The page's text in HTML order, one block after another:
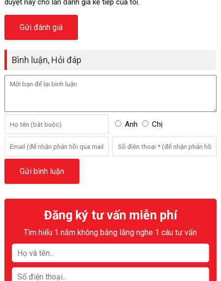
duyệt này cho lần đánh giá kế tiếp của tôi.
Bình luận, Hỏi đáp
Anh Chị
Đăng ký tư vấn miễn phí
Tìm hiểu 1 năm không bằng lắng nghe 1 câu tư vấn